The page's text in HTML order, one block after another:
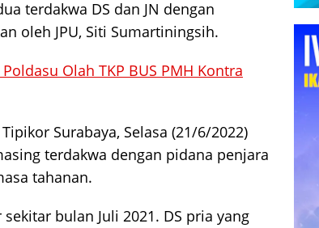
terdakwa DS dan JN dengan
oleh JPU, Siti Sumartiningsih.
Olah TKP BUS PMH Kontra
Surabaya, Selasa (21/6/2022)
terdakwa dengan pidana penjara
tahanan.
bulan Juli 2021. DS pria yang